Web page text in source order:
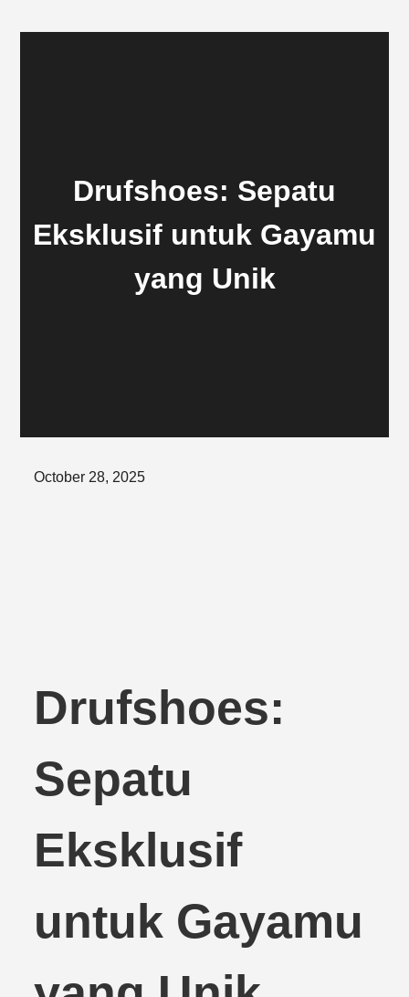
Drufshoes: Sepatu
Eksklusif untuk Gayamu
yang Unik
Posted
October 28, 2025
Drufshoes:
Sepatu
Eksklusif
untuk Gayamu